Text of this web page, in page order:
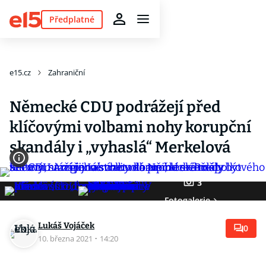
Předplatné
e15.cz Zahraniční
Německé CDU podrážejí před
klíčovými volbami nohy korupční
skandály i „vyhaslá“ Merkelová
3
Fotogalerie
Lukáš Vojáček
10. března 2021 · 14:20
0